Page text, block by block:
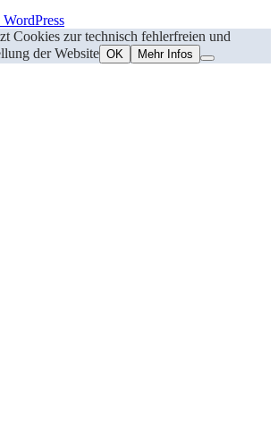
Cookies zur technisch fehlerfreien und
der Website OK Mehr Infos